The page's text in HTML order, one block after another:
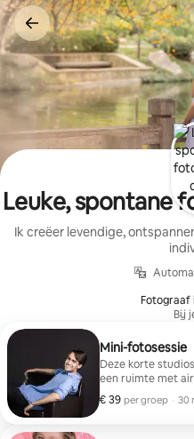
Ga
direct
naar
inhoud
Leuke, spontane
Ik creëer levendige,
Fotograaf
Bij
Mini-fotosessie
Deze korte
een ruimte met
afbeeldingen met
downloaden.
€ 39 per groep
€ 39 per groep
, · 30